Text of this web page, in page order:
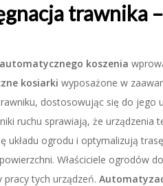
trawnika
automatycznego koszenia
kosiarki wyposażone w
dostosowując się do jego
ruchu sprawiają, że urządzenia
układu ogrodu i optymalizują
Właściciele ogrodów
tych urządzeń.